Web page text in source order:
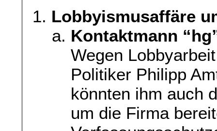
Lobbyismusaffäre
Kontaktmann
Wegen
Politiker Philipp
könnten ihm auch
um die Firma